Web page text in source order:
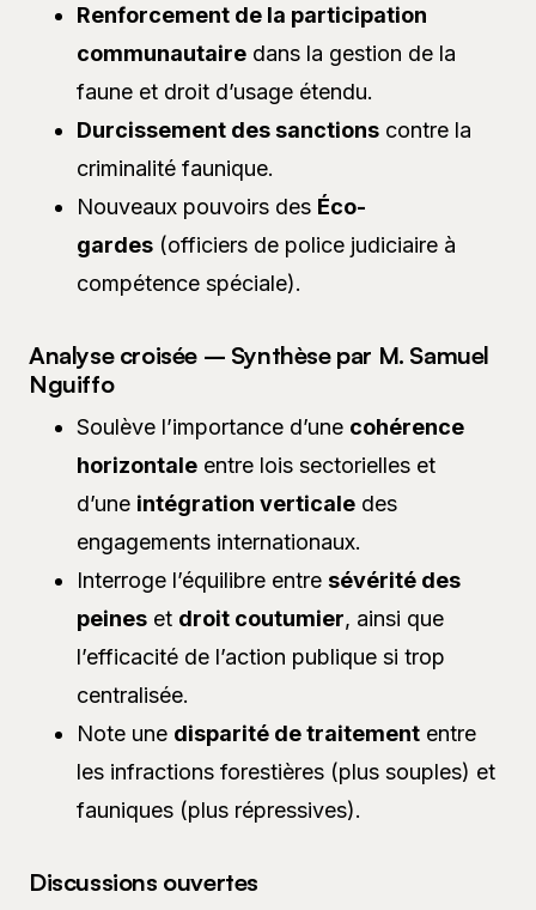
Renforcement de la participation
communautaire dans la gestion de la
faune et droit d’usage étendu.
Durcissement des sanctions contre la
criminalité faunique.
Nouveaux pouvoirs des Éco-
gardes (officiers de police judiciaire à
compétence spéciale).
Analyse croisée – Synthèse par M. Samuel
Nguiffo
Soulève l’importance d’une cohérence
horizontale entre lois sectorielles et
d’une intégration verticale des
engagements internationaux.
Interroge l’équilibre entre sévérité des
peines et droit coutumier, ainsi que
l’efficacité de l’action publique si trop
centralisée.
Note une disparité de traitement entre
les infractions forestières (plus souples) et
fauniques (plus répressives).
Discussions ouvertes